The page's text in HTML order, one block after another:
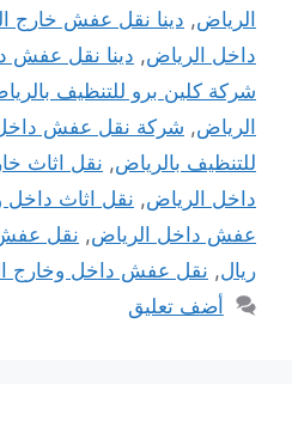
الرياض, دينا نقل عفش خارج
داخل الرياض, دينا نقل عفش
شركة كلين برو للتنظيف
الرياض, شركة نقل عفش
للتنظيف بالرياض, نقل اثاث
داخل الرياض, نقل اثاث داخل
عفش داخل الرياض,
ريال, نقل عفش داخل وخارج
أضف تعليق